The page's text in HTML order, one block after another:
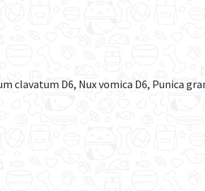
clavatum D6, Nux vomica D6, Punica